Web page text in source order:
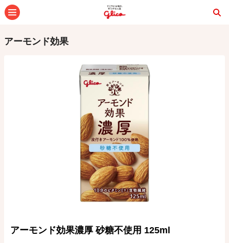
アーモンド効果
アーモンド効果濃厚 砂糖不使用 125ml